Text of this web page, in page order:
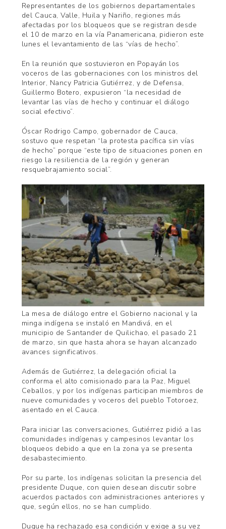
Representantes de los gobiernos departamentales
del Cauca, Valle, Huila y Nariño, regiones más
afectadas por los bloqueos que se registran desde
el 10 de marzo en la vía Panamericana, pidieron este
lunes el levantamiento de las “vías de hecho”.
En la reunión que sostuvieron en Popayán los
voceros de las gobernaciones con los ministros del
Interior, Nancy Patricia Gutiérrez, y de Defensa,
Guillermo Botero, expusieron “la necesidad de
levantar las vías de hecho y continuar el diálogo
social efectivo”.
Óscar Rodrigo Campo, gobernador de Cauca,
sostuvo que respetan “la protesta pacífica sin vías
de hecho” porque “este tipo de situaciones ponen en
riesgo la resiliencia de la región y generan
resquebrajamiento social”.
La mesa de diálogo entre el Gobierno nacional y la
minga indígena se instaló en Mandivá, en el
municipio de Santander de Quilichao, el pasado 21
de marzo, sin que hasta ahora se hayan alcanzado
avances significativos.
Además de Gutiérrez, la delegación oficial la
conforma el alto comisionado para la Paz, Miguel
Ceballos, y por los indígenas participan miembros de
nueve comunidades y voceros del pueblo Totoroez,
asentado en el Cauca.
Para iniciar las conversaciones, Gutiérrez pidió a las
comunidades indígenas y campesinos levantar los
bloqueos debido a que en la zona ya se presenta
desabastecimiento.
Por su parte, los indígenas solicitan la presencia del
presidente Duque, con quien desean discutir sobre
acuerdos pactados con administraciones anteriores y
que, según ellos, no se han cumplido.
Duque ha rechazado esa condición y exige a su vez